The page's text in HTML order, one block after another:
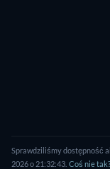
Sprawdziliśmy dostępność
2026 o 21:32:43. Coś nie